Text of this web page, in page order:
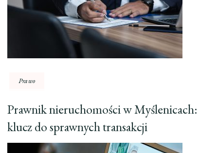
Prawo
Prawnik nieruchomości w Myślenicach:
klucz do sprawnych transakcji